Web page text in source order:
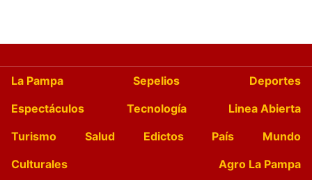
La Pampa Sepelios
Deportes
Espectáculos
Tecnología
Linea Abierta
Turismo
Salud Edictos País
Mundo
Culturales
Agro La Pampa